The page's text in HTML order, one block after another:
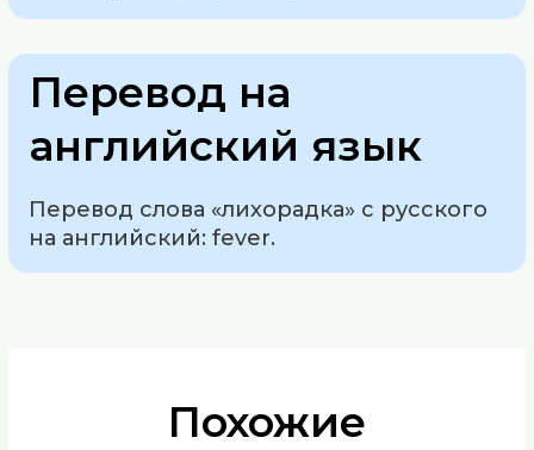
Перевод на
английский язык
Перевод слова «лихорадка» с русского
на английский: fever.
Похожие